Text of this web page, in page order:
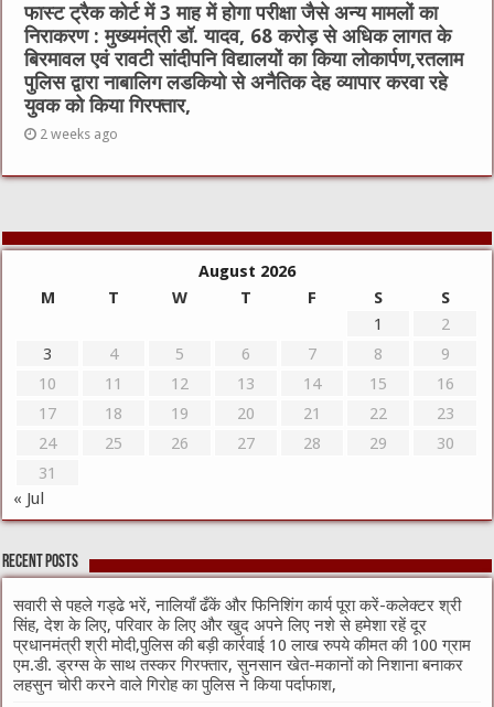
फास्ट ट्रैक कोर्ट में 3 माह में होगा परीक्षा जैसे अन्य मामलों का
निराकरण : मुख्यमंत्री डॉ. यादव, 68 करोड़ से अधिक लागत के
बिरमावल एवं रावटी सांदीपनि विद्यालयों का किया लोकार्पण,रतलाम
पुलिस द्वारा नाबालिग लडकियो से अनैतिक देह व्यापार करवा रहे
युवक को किया गिरफ्तार,
2 weeks ago
August 2026
M
T W T F S
S
1
2
3
4 5 6 7 8
9
10
11 12 13 14 15
16
17
18 19 20 21 22
23
24
25 26 27 28 29
30
31
« Jul
Recent Posts
सवारी से पहले गड्ढे भरें, नालियाँ ढँकें और फिनिशिंग कार्य पूरा करें-कलेक्टर श्री
सिंह, देश के लिए, परिवार के लिए और खुद अपने लिए नशे से हमेशा रहें दूर
प्रधानमंत्री श्री मोदी,पुलिस की बड़ी कार्रवाई 10 लाख रुपये कीमत की 100 ग्राम
एम.डी. ड्रग्स के साथ तस्कर गिरफ्तार, सुनसान खेत-मकानों को निशाना बनाकर
लहसुन चोरी करने वाले गिरोह का पुलिस ने किया पर्दाफाश,